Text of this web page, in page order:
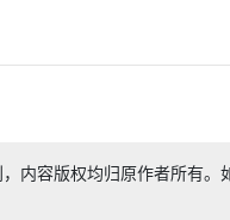
内容版权均归原作者所有。